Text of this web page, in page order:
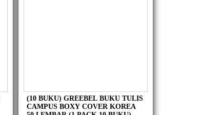
(10 BUKU) GREEBEL BUKU TULIS
CAMPUS BOXY COVER KOREA